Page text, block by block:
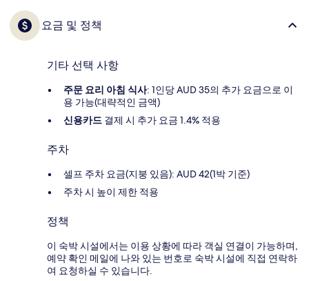
요금 및 정책
기타 선택 사항
주문 요리 아침 식사: 1인당 AUD 35의 추가 요금으로 이
용 가능(대략적인 금액)
신용카드 결제 시 추가 요금 1.4% 적용
주차
셀프 주차 요금(지붕 있음): AUD 42(1박 기준)
주차 시 높이 제한 적용
정책
이 숙박 시설에서는 이용 상황에 따라 객실 연결이 가능하며,
예약 확인 메일에 나와 있는 번호로 숙박 시설에 직접 연락하
여 요청하실 수 있습니다.